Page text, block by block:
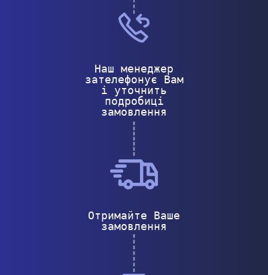
Наш менеджер
зателефонує Вам
і уточнить
подробиці
замовлення
Отримайте Ваше
замовлення